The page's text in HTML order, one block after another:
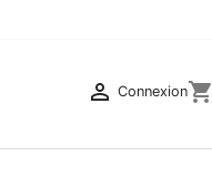
 Connexionshopping_cart